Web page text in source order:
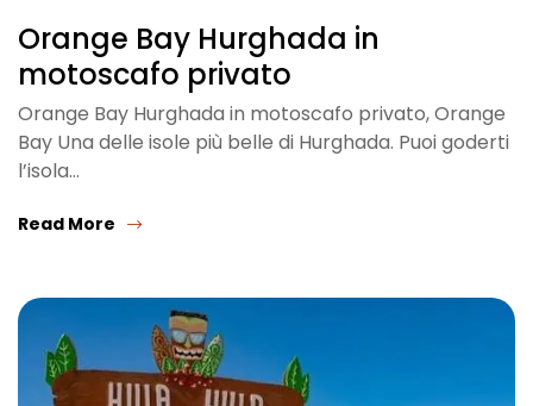
Orange Bay Hurghada in
motoscafo privato
Orange Bay Hurghada in motoscafo privato, Orange
Bay Una delle isole più belle di Hurghada. Puoi goderti
l’isola…
Read More